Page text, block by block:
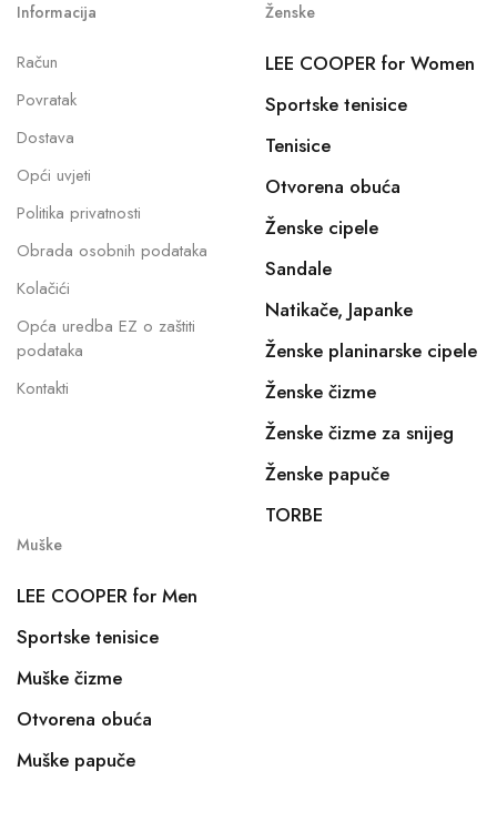
Informacija
Račun
Povratak
Dostava
Opći uvjeti
Politika privatnosti
Obrada osobnih podataka
Kolačići
Opća uredba EZ o zaštiti
podataka
Kontakti
Ženske
LEE COOPER for Women
Sportske tenisice
Tenisice
Otvorena obuća
Ženske cipele
Sandale
Natikače, Japanke
Ženske planinarske cipele
Ženske čizme
Ženske čizme za snijeg
Ženske papuče
TORBE
Muške
LEE COOPER for Men
Sportske tenisice
Muške čizme
Otvorena obuća
Muške papuče